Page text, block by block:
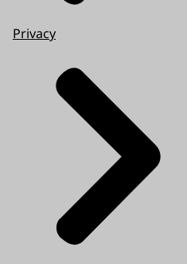
Privacy